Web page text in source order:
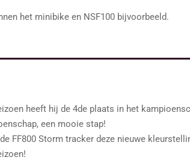
het minibike en NSF100 bijvoorbeeld.
heeft hij de 4de plaats in het
een mooie stap!
FF800 Storm tracker deze nieuwe